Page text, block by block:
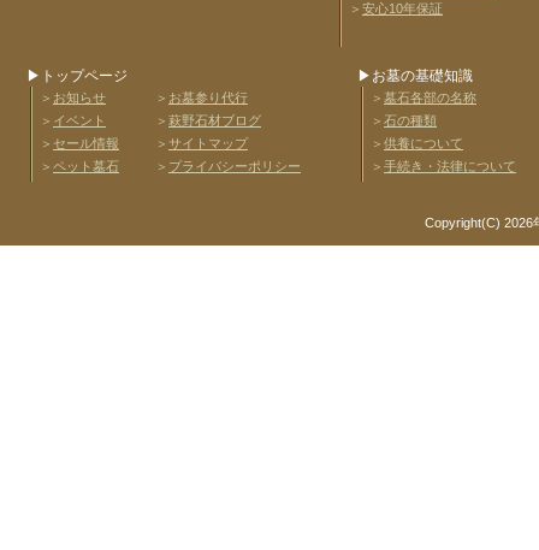
＞ 安心10年保証
▶トップページ
＞ お知らせ
＞ イベント
＞ セール情報
＞ ペット墓石
＞ お墓参り代行
＞ 萩野石材ブログ
＞ サイトマップ
＞ プライバシーポリシー
▶お墓の基礎知識
＞ 墓石各部の名称
＞ 石の種類
＞ 供養について
＞ 手続き・法律について
Copyright(C) 2026